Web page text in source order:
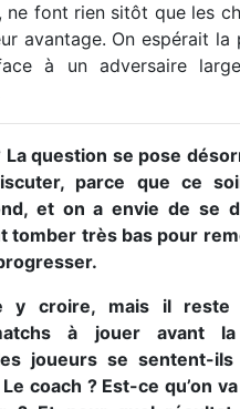
font rien sitôt que les
avantage. On espérait la
à un adversaire
question se pose
parce que ce
et on a envie de se
tomber très bas pour
y croire, mais il reste
à jouer avant la
joueurs se sentent-ils
coach ? Est-ce qu’on